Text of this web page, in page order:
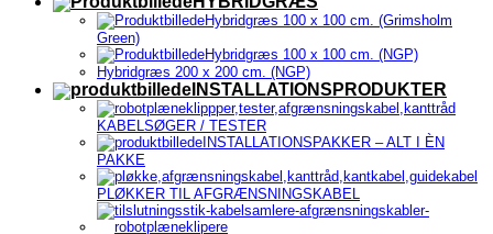
Hybridgræs 100 x 100 cm. (Grimsholm
Green)
Hybridgræs 100 x 100 cm. (NGP)
Hybridgræs 200 x 200 cm. (NGP)
INSTALLATIONSPRODUKTER
KABELSØGER / TESTER
INSTALLATIONSPAKKER – ALT I ÈN
PAKKE
PLØKKER TIL AFGRÆNSNINGSKABEL